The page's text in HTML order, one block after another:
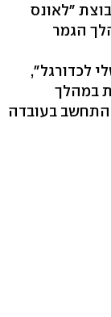
שמשחק בקבוצת "לאונס
הגמר
לכדורגל",
במהלך
בעובדה